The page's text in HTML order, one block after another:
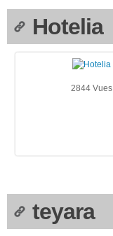
Hotelia
2844 Vues
teyara